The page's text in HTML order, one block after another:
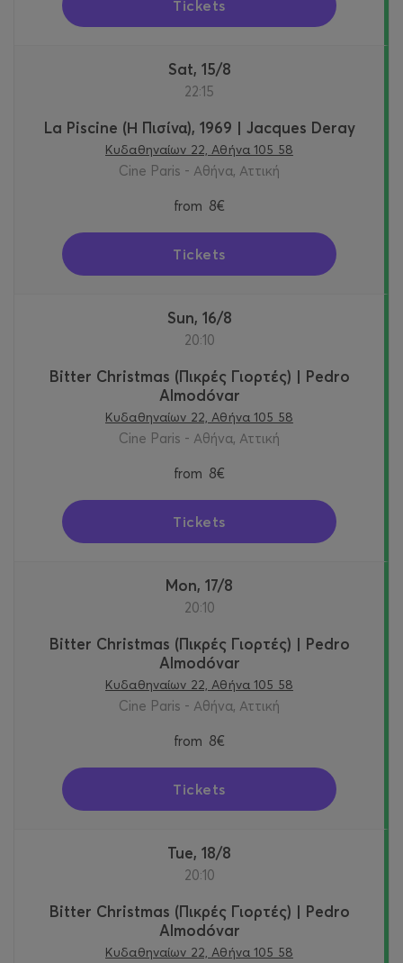
Tickets
Sat, 15/8
22:15
La Piscine (Η Πισίνα), 1969 | Jacques Deray
Κυδαθηναίων 22, Αθήνα 105 58
Cine Paris - Αθήνα, Αττική
from 8€
Tickets
Sun, 16/8
20:10
Bitter Christmas (Πικρές Γιορτές) | Pedro
Almodóvar
Κυδαθηναίων 22, Αθήνα 105 58
Cine Paris - Αθήνα, Αττική
from 8€
Tickets
Mon, 17/8
20:10
Bitter Christmas (Πικρές Γιορτές) | Pedro
Almodóvar
Κυδαθηναίων 22, Αθήνα 105 58
Cine Paris - Αθήνα, Αττική
from 8€
Tickets
Tue, 18/8
20:10
Bitter Christmas (Πικρές Γιορτές) | Pedro
Almodóvar
Κυδαθηναίων 22, Αθήνα 105 58